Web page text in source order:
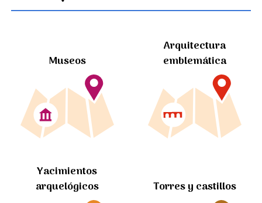
Museos
Arquitectura
emblemática
Yacimientos
arquelógicos
Torres y castillos